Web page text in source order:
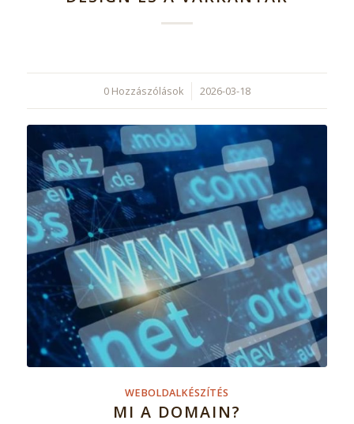
0 Hozzászólások
/ 2026-03-18
WEBOLDALKÉSZÍTÉS
MI A DOMAIN?